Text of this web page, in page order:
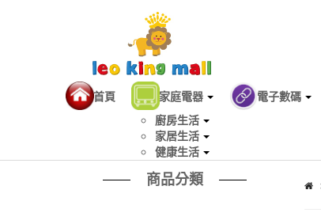
首頁
家庭電器
廚房生活
家居生活
健康生活
電子數碼
商品分類